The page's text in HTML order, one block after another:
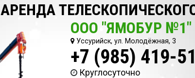
АРЕНДА
ООО "ЯМОБУР №1"
Уссурийск, ул. Молодёжная, 3
+7 (985) 419-
Круглосуточно